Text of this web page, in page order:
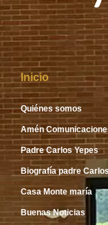
Inicio
Quiénes somos
Amén
Padre Carlos Yepes
Biografía padre
Casa Monte maría
Buenas Noticias